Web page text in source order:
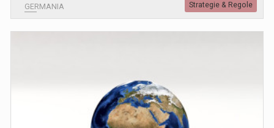
GERMANIA Strategie & Regole